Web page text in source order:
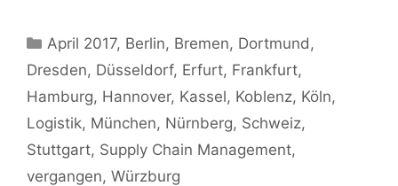
Kategorien
April 2017, Berlin, Bremen, Dortmund ,
Dresden, Düsseldorf, Erfurt, Frankfurt,
Hamburg, Hannover, Kassel, Koblenz, Köln,
Logistik, München, Nürnberg, Schweiz,
Stuttgart, Supply Chain Management,
vergangen, Würzburg